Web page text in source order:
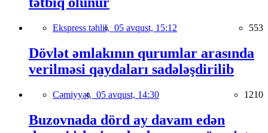
Ekspress təhlil, 05 avqust, 15:12 553
Dövlət əmlakının qurumlar arasında
verilməsi qaydaları sadələşdirilib
Cəmiyyət, 05 avqust, 14:30 1210
Buzovnada dörd ay davam edən